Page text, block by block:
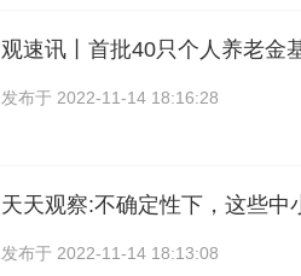
观速讯丨首批40只个人养老金
发布于 2022-11-14 18:16:28
天天观察:不确定性下，这些中
发布于 2022-11-14 18:13:08